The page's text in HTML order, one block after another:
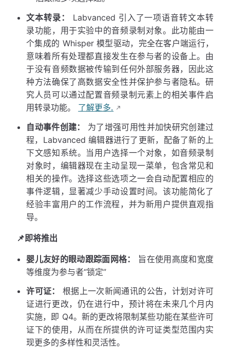
文本转录：
Labvanced 引入了一项语音转文本转
录功能，用于实验中的音频录制对象。此功能由一
个集成的 Whisper 模型驱动，完全在客户端运行，
意味着所有处理都直接发生在参与者的设备上。由
于没有音频数据被传输到任何外部服务器，因此这
种方法确保了高数据安全性并保护参与者隐私。研
究人员可以通过配置音频录制元素上的相关事件启
用转录功能。 了解更多.
自动事件创建：
为了增强可用性并加快研究创建过
程，Labvanced 编辑器进行了更新，配备了新的上
下文感知系统。当用户选择一个对象，如音频录制
对象时，编辑器现在主动呈现一菜单，包含常见和
相关的操作。选择这些选项之一会自动配置相应的
事件逻辑，显著减少手动设置时间。该功能简化了
经验丰富用户的工作流程，并为新用户提供直观指
导。
📌即将推出
婴儿友好的眼动跟踪面网格：
旨在使用高度和宽度
等维度为参与者“锁定”
许可证：
根据上一次新闻通讯的公告，计划对许可
证进行更改，仍在进行中，预计将在未来几个月内
实施，即 Q4。新的更改将限制某些功能在某些许可
证下的使用，从而在所提供的许可证类型范围内实
现更多的多样性和灵活性。